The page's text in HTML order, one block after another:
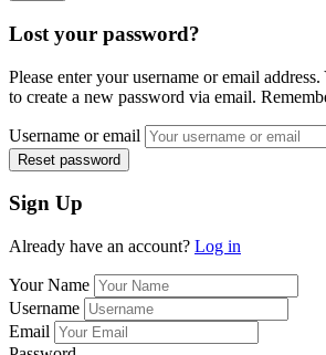
Lost your password?
Please enter your username or email
to create a new password via email.
Username or email
Reset password
Sign Up
Already have an account? Log in
Your Name
Username
Email